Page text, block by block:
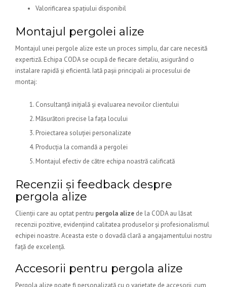
Valorificarea spațiului disponibil
Montajul pergolei alize
Montajul unei pergole alize este un proces simplu, dar care necesită
expertiză. Echipa CODA se ocupă de fiecare detaliu, asigurând o
instalare rapidă și eficientă. Iată pașii principali ai procesului de
montaj:
Consultanță inițială și evaluarea nevoilor clientului
Măsurători precise la fața locului
Proiectarea soluției personalizate
Producția la comandă a pergolei
Montajul efectiv de către echipa noastră calificată
Recenzii și feedback despre
pergola alize
Clienții care au optat pentru pergola alize de la CODA au lăsat
recenzii pozitive, evidențiind calitatea produselor și profesionalismul
echipei noastre. Aceasta este o dovadă clară a angajamentului nostru
față de excelență.
Accesorii pentru pergola alize
Pergola alize poate fi personalizată cu o varietate de accesorii, cum